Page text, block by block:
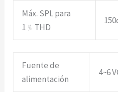
Máx. SPL para
1﹪THD
Fuente de
alimentación
4~6